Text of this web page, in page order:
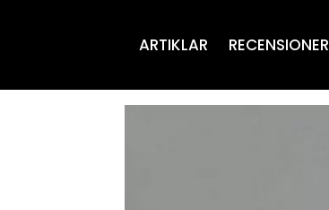
ARTIKLAR RECENSIONER